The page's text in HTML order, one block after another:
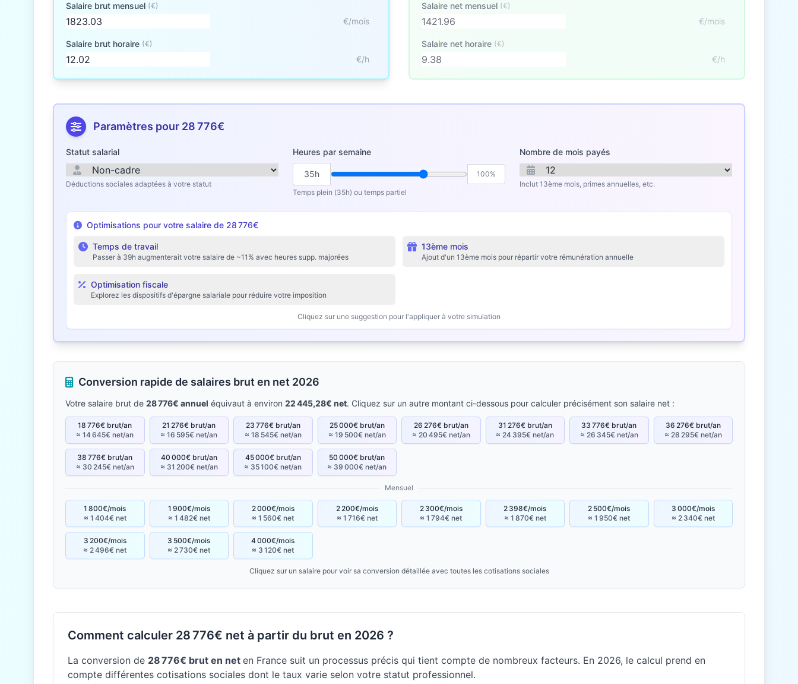
Salaire brut mensuel (€)
€/mois
Salaire brut horaire (€)
€/h
Salaire net mensuel (€)
€/mois
Salaire net horaire (€)
€/h
Paramètres pour 28 776€
Statut salarial
Déductions sociales adaptées à votre statut
Heures par semaine
35h 100%
Temps plein (35h) ou temps partiel
Nombre de mois payés
Inclut 13ème mois, primes annuelles, etc.
Optimisations pour votre salaire de 28 776€
Temps de travail
Passer à 39h augmenterait votre salaire de ~11% avec heures supp. majorées
13ème mois
Ajout d'un 13ème mois pour répartir votre rémunération annuelle
Optimisation fiscale
Explorez les dispositifs d'épargne salariale pour réduire votre imposition
Cliquez sur une suggestion pour l'appliquer à votre simulation
Conversion rapide de salaires brut en net 2026
Votre salaire brut de 28 776€ annuel équivaut à environ 22 445,28€ net. Cliquez sur un autre montant ci-dessous pour calculer précisément son salaire net :
18 776€ brut/an
≈ 14 645€ net/an
21 276€ brut/an
≈ 16 595€ net/an
23 776€ brut/an
≈ 18 545€ net/an
25 000€ brut/an
≈ 19 500€ net/an
26 276€ brut/an
≈ 20 495€ net/an
31 276€ brut/an
≈ 24 395€ net/an
33 776€ brut/an
≈ 26 345€ net/an
36 276€ brut/an
≈ 28 295€ net/an
38 776€ brut/an
≈ 30 245€ net/an
40 000€ brut/an
≈ 31 200€ net/an
45 000€ brut/an
≈ 35 100€ net/an
50 000€ brut/an
≈ 39 000€ net/an
Mensuel
1 800€/mois
≈ 1 404€ net
1 900€/mois
≈ 1 482€ net
2 000€/mois
≈ 1 560€ net
2 200€/mois
≈ 1 716€ net
2 300€/mois
≈ 1 794€ net
2 398€/mois
≈ 1 870€ net
2 500€/mois
≈ 1 950€ net
3 000€/mois
≈ 2 340€ net
3 200€/mois
≈ 2 496€ net
3 500€/mois
≈ 2 730€ net
4 000€/mois
≈ 3 120€ net
Cliquez sur un salaire pour voir sa conversion détaillée avec toutes les cotisations sociales
Comment calculer 28 776€ net à partir du brut en 2026 ?
La conversion de 28 776€ brut en net en France suit un processus précis qui tient compte de nombreux facteurs. En 2026, le calcul prend en
compte différentes cotisations sociales dont le taux varie selon votre statut professionnel.